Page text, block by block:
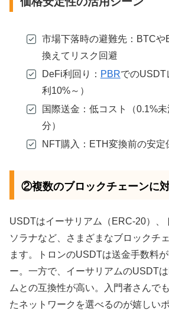
市場下落時の避難先：BTCや
換えてリスク回避
DeFi利回り： PBRでのUSDT
利10%～）
国際送金：低コスト（0.1%
分）
NFT購入：ETH変換前の安定
②複数のブロックチェーンに
USDTはイーサリアム（ERC-20）、
ソラナなど、さまざまなブロックチ
ます。トロンのUSDTは送金手数料
ー。一方で、イーサリアムのUSDT
ムとの互換性が高い。入門者さんで
たネットワークを選べるのが嬉しい